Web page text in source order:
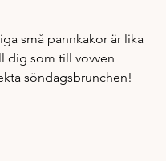
små pannkakor är lika
dig som till vovven
söndagsbrunchen!